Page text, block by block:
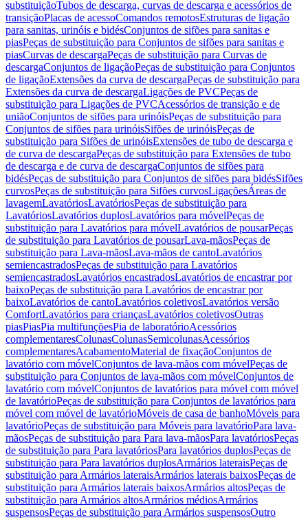
substituiçãoTubos de descarga, curvas de descarga e acessórios de
transiçãoPlacas de acessoComandos remotosEstruturas de ligação
para sanitas, urinóis e bidésConjuntos de sifões para sanitas e
piasPeças de substituição para Conjuntos de sifões para sanitas e
piasCurvas de descargaPeças de substituição para Curvas de
descargaConjuntos de ligaçãoPeças de substituição para Conjuntos
de ligaçãoExtensões da curva de descargaPeças de substituição para
Extensões da curva de descargaLigações de PVCPeças de
substituição para Ligações de PVCAcessórios de transição e de
uniãoConjuntos de sifões para urinóisPeças de substituição para
Conjuntos de sifões para urinóisSifões de urinóisPeças de
substituição para Sifões de urinóisExtensões de tubo de descarga e
de curva de descargaPeças de substituição para Extensões de tubo
de descarga e de curva de descargaConjuntos de sifões para
bidésPeças de substituição para Conjuntos de sifões para bidésSifões
curvosPeças de substituição para Sifões curvosLigaçõesÁreas de
lavagemLavatóriosLavatóriosPeças de substituição para
LavatóriosLavatórios duplosLavatórios para móvelPeças de
substituição para Lavatórios para móvelLavatórios de pousarPeças
de substituição para Lavatórios de pousarLava-mãosPeças de
substituição para Lava-mãosLava-mãos de cantoLavatórios
semiencastradosPeças de substituição para Lavatórios
semiencastradosLavatórios encastradosLavatórios de encastrar por
baixoPeças de substituição para Lavatórios de encastrar por
baixoLavatórios de cantoLavatórios coletivosLavatórios versão
ComfortLavatórios para criançasLavatórios coletivosOutras
piasPiasPia multifunçõesPia de laboratórioAcessórios
complementaresColunasColunasSemicolunasAcessórios
complementaresAcabamentoMaterial de fixaçãoConjuntos de
lavatório com móvelConjuntos de lava-mãos com móvelPeças de
substituição para Conjuntos de lava-mãos com móvelConjuntos de
lavatório com móvelConjuntos de lavatórios para móvel com móvel
de lavatórioPeças de substituição para Conjuntos de lavatórios para
móvel com móvel de lavatórioMóveis de casa de banhoMóveis para
lavatórioPeças de substituição para Móveis para lavatórioPara lava-
mãosPeças de substituição para Para lava-mãosPara lavatóriosPeças
de substituição para Para lavatóriosPara lavatórios duplosPeças de
substituição para Para lavatórios duplosArmários lateraisPeças de
substituição para Armários lateraisArmários laterais baixosPeças de
substituição para Armários laterais baixosArmários altosPeças de
substituição para Armários altosArmários médiosArmários
suspensosPeças de substituição para Armários suspensosOutro